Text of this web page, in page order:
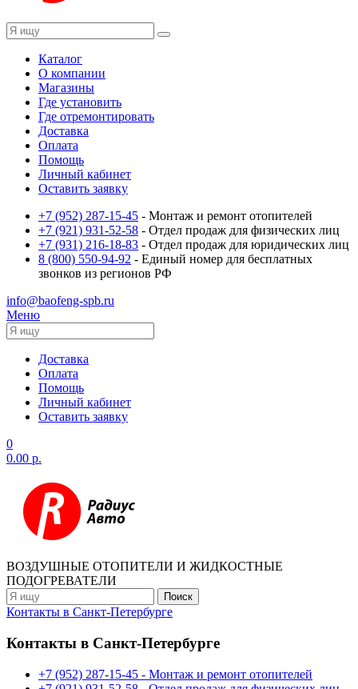
Каталог
О компании
Магазины
Где установить
Где отремонтировать
Доставка
Оплата
Помощь
Личный кабинет
Оставить заявку
+7 (952) 287-15-45 - Монтаж и ремонт отопителей
+7 (921) 931-52-58 - Отдел продаж для физических лиц
+7 (931) 216-18-83 - Отдел продаж для юридических лиц
8 (800) 550-94-92 - Единый номер для бесплатных
звонков из регионов РФ
info@baofeng-spb.ru
Меню
Доставка
Оплата
Помощь
Личный кабинет
Оставить заявку
0
0.00 р.
ВОЗДУШНЫЕ ОТОПИТЕЛИ И ЖИДКОСТНЫЕ
ПОДОГРЕВАТЕЛИ
Контакты в Санкт-Петербурге
Контакты в Санкт-Петербурге
+7 (952) 287-15-45 - Монтаж и ремонт отопителей